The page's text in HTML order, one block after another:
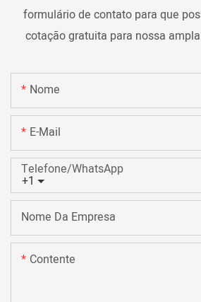
formulário de contato para que
cotação gratuita para nossa
Nome
E-Mail
+1
Telefone/WhatsApp
Nome Da Empresa
Contente